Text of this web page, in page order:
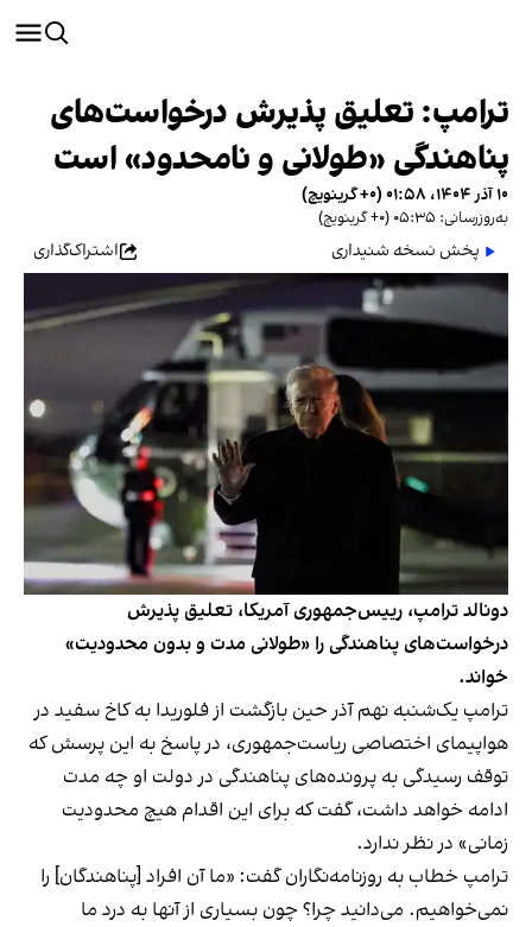
ترامپ: تعلیق پذیرش درخواست‌های
پناهندگی «طولانی و نامحدود» است
۱۰ آذر ۱۴۰۴، ۰۱:۵۸ (‎+۰ گرینویچ)
به‌روزرسانی: ۰۵:۳۵ (‎+۰ گرینویچ)
پخش نسخه شنیداری اشتراک‌گذاری
دونالد ترامپ، رییس‌جمهوری آمریکا، تعلیق پذیرش
درخواست‌های پناهندگی را «طولانی مدت و بدون محدودیت»
خواند.
ترامپ یک‌شنبه نهم آذر حین بازگشت از فلوریدا به کاخ سفید در
هواپیمای اختصاصی ریاست‌جمهوری، در پاسخ به این پرسش که
توقف رسیدگی به پرونده‌های پناهندگی در دولت او چه مدت
ادامه خواهد داشت، گفت که برای این اقدام هیچ محدودیت
زمانی» در نظر ندارد.
ترامپ خطاب به روزنامه‌نگاران گفت: «ما آن افراد [پناهندگان] را
نمی‌خواهیم. می‌دانید چرا؟ چون بسیاری از آنها به درد ما